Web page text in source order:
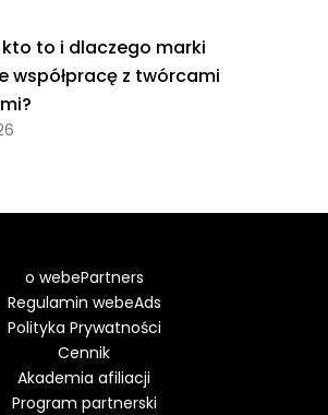
to i dlaczego marki
współpracę z twórcami
o webePartners
Regulamin webeAds
Polityka Prywatności
Cennik
Akademia afiliacji
Program partnerski